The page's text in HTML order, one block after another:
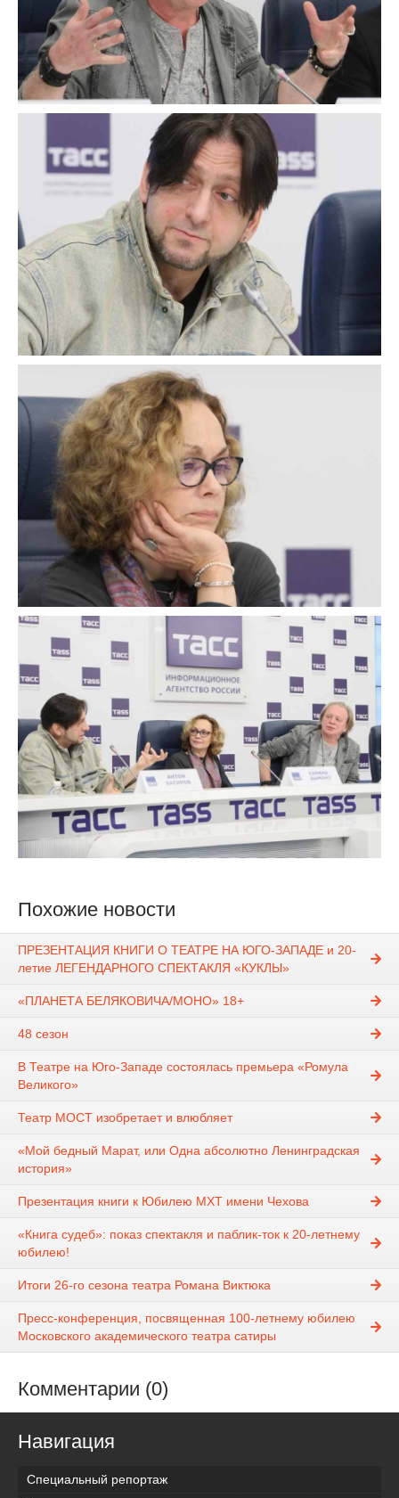
Похожие новости
ПРЕЗЕНТАЦИЯ КНИГИ О ТЕАТРЕ НА ЮГО-ЗАПАДЕ и 20-
летие ЛЕГЕНДАРНОГО СПЕКТАКЛЯ «КУКЛЫ»
«ПЛАНЕТА БЕЛЯКОВИЧА/МОНО» 18+
48 сезон
В Театре на Юго-Западе состоялась премьера «Ромула
Великого»
Театр МОСТ изобретает и влюбляет
«Мой бедный Марат, или Одна абсолютно Ленинградская
история»
Презентация книги к Юбилею МХТ имени Чехова
«Книга судеб»: показ спектакля и паблик-ток к 20-летнему
юбилею!
Итоги 26-го сезона театра Романа Виктюка
Пресс-конференция, посвященная 100-летнему юбилею
Московского академического театра сатиры
Комментарии (0)
Навигация
Специальный репортаж